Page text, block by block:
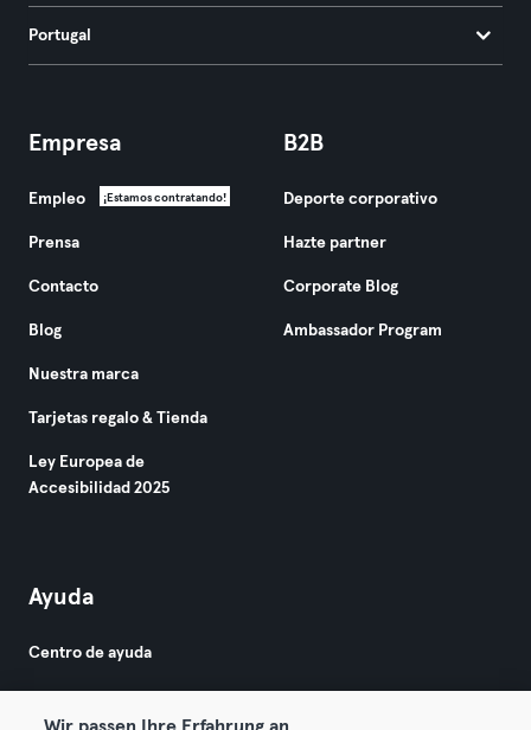
Portugal
Empresa
Empleo ¡Estamos contratando!
Prensa
Contacto
Blog
Nuestra marca
Tarjetas regalo & Tienda
Ley Europea de
Accesibilidad 2025
B2B
Deporte corporativo
Hazte partner
Corporate Blog
Ambassador Program
Ayuda
Centro de ayuda